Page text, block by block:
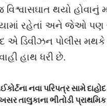
થયો હોવાનું
રહેતાં અને જેઓ પણ
એ ડિવીઝન પોલીસ
હાથ ધરી છે.
નવા પરિપત્ર સામે
તાલુકાના ભીતોડી